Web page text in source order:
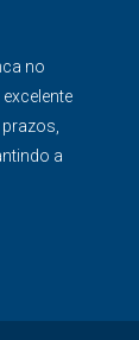
no
a